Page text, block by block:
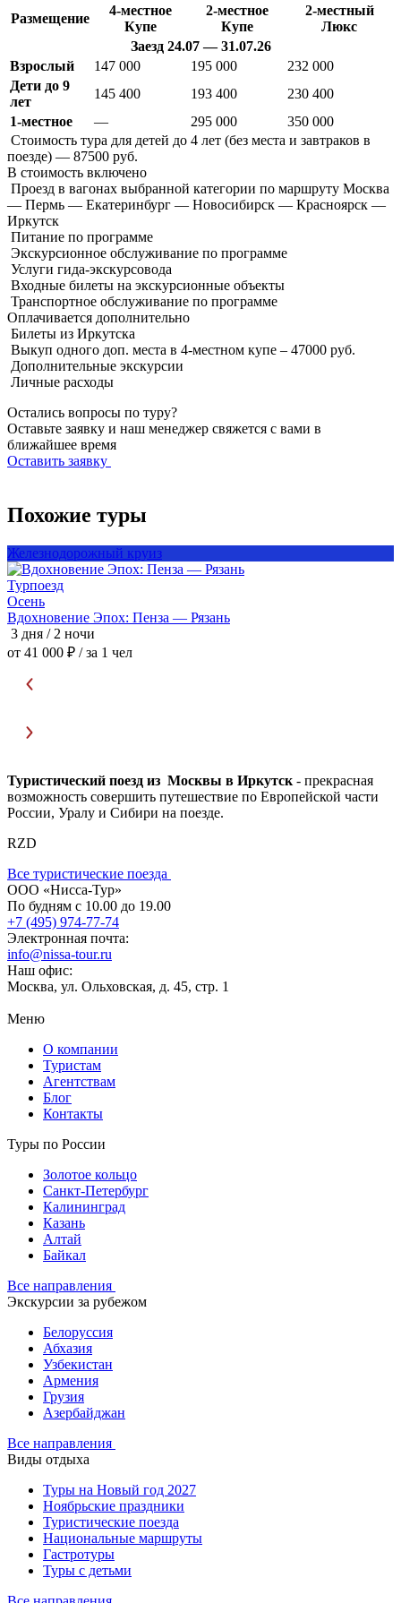
Размещение
4-местное
Купе
2-местное
Купе
2-местный
Люкс
Заезд 24.07 — 31.07.26
Взрослый
147 000 195 000
232 000
Дети до 9
лет
145 400 193 400
230 400
1-местное
— 295 000
350 000
Стоимость тура для детей до 4 лет (без места и завтраков в
поезде) — 87500 руб.
В стоимость включено
Проезд в вагонах выбранной категории по маршруту Москва
— Пермь — Екатеринбург — Новосибирск — Красноярск —
Иркутск
Питание по программе
Экскурсионное обслуживание по программе
Услуги гида-экскурсовода
Входные билеты на экскурсионные объекты
Транспортное обслуживание по программе
Оплачивается дополнительно
Билеты из Иркутска
Выкуп одного доп. места в 4-местном купе – 47000 руб.
Дополнительные экскурсии
Личные расходы
Остались вопросы по туру?
Оставьте заявку и наш менеджер свяжется с вами в
ближайшее время
Оставить заявку
Похожие туры
Железнодорожный круиз
Турпоезд
Осень
Вдохновение Эпох: Пенза — Рязань
3 дня / 2 ночи
от 41 000 ₽ / за 1 чел
Туристический поезд из Москвы в Иркутск - прекрасная
возможность совершить путешествие по Европейской части
России, Уралу и Сибири на поезде.
RZD
Все туристические поезда
ООО «Нисса-Тур»
По будням с 10.00 до 19.00
+7 (495) 974-77-74
Электронная почта:
info@nissa-tour.ru
Наш офис:
Москва, ул. Ольховская, д. 45, стр. 1
Меню
О компании
Туристам
Агентствам
Блог
Контакты
Туры по России
Золотое кольцо
Санкт-Петербург
Калининград
Казань
Алтай
Байкал
Все направления
Экскурсии за рубежом
Белоруссия
Абхазия
Узбекистан
Армения
Грузия
Азербайджан
Все направления
Виды отдыха
Туры на Новый год 2027
Ноябрьские праздники
Туристические поезда
Национальные маршруты
Гастротуры
Туры с детьми